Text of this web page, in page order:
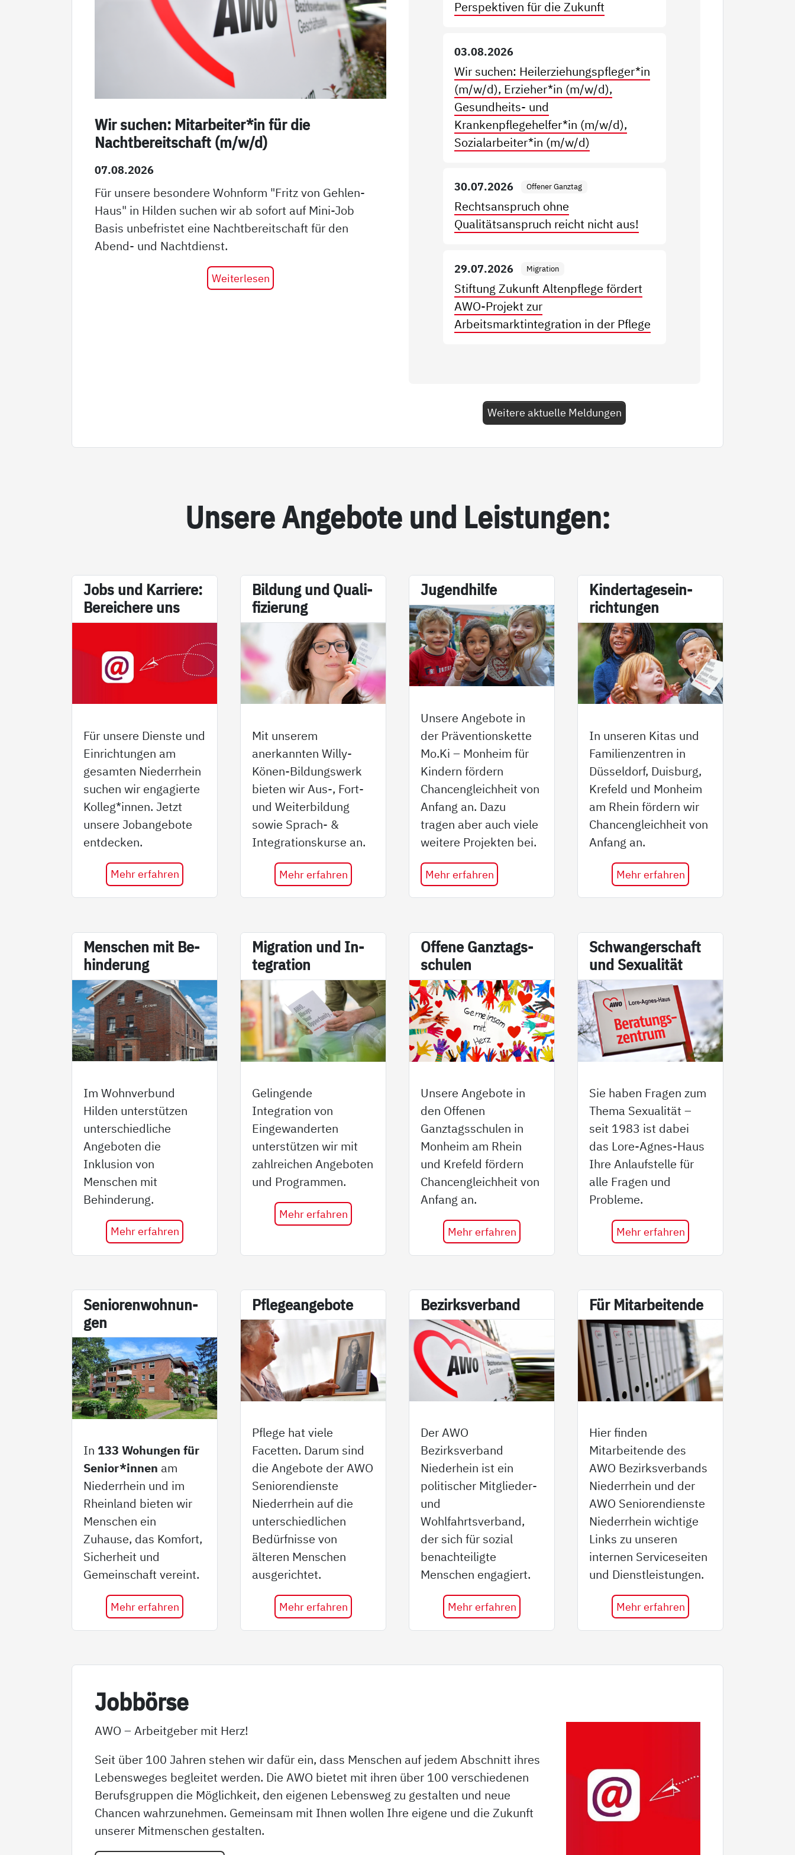
Wir suchen: Mitarbeiter*in für die
Nachtbereitschaft (m/w/d)
07.08.2026
Für unsere besondere Wohnform "Fritz von Gehlen-
Haus" in Hilden suchen wir ab sofort auf Mini-Job
Basis unbefristet eine Nachtbereitschaft für den
Abend- und Nachtdienst.
Weiterlesen
Perspektiven für die Zukunft
03.08.2026
Wir suchen: Heilerziehungspfleger*in
(m/w/d), Erzieher*in (m/w/d),
Gesundheits- und
Krankenpflegehelfer*in (m/w/d),
Sozialarbeiter*in (m/w/d)
30.07.2026 Offener Ganztag
Rechtsanspruch ohne
Qualitätsanspruch reicht nicht aus!
29.07.2026 Migration
Stiftung Zukunft Altenpflege fördert
AWO-Projekt zur
Arbeitsmarktintegration in der Pflege
Weitere aktuelle Meldungen
Un­se­re An­ge­bo­te und Leis­tun­gen:
Jobs und Kar­rie­re:
Be­rei­che­re uns
Für unsere Dienste und
Einrichtungen am
gesamten Niederrhein
suchen wir engagierte
Kolleg*innen. Jetzt
unsere Jobangebote
entdecken.
Mehr erfahren
Bil­dung und Qua­li­
fi­zie­rung
Mit unserem
anerkannten Willy-
Könen-Bildungswerk
bieten wir Aus-, Fort-
und Weiterbildung
sowie Sprach- &
Integrationskurse an.
Mehr erfahren
Ju­gend­hil­fe
Unsere Angebote in
der Präventionskette
Mo.Ki – Monheim für
Kindern fördern
Chancengleichheit von
Anfang an. Dazu
tragen aber auch viele
weitere Projekten bei.
Mehr erfahren
Kin­der­ta­ge­s­ein­
rich­tun­gen
In unseren Kitas und
Familienzentren in
Düsseldorf, Duisburg,
Krefeld und Monheim
am Rhein fördern wir
Chancengleichheit von
Anfang an.
Mehr erfahren
Men­schen mit Be­
hin­de­rung
Im Wohnverbund
Hilden unterstützen
unterschiedliche
Angeboten die
Inklusion von
Menschen mit
Behinderung.
Mehr erfahren
Mi­g­ra­ti­on und In­
te­g­ra­ti­on
Gelingende
Integration von
Eingewanderten
unterstützen wir mit
zahlreichen Angeboten
und Programmen.
Mehr erfahren
Of­fe­ne Ganz­tags­
schu­len
Unsere Angebote in
den Offenen
Ganztagsschulen in
Monheim am Rhein
und Krefeld fördern
Chancengleichheit von
Anfang an.
Mehr erfahren
Schwan­ger­schaft
und Se­xua­li­tät
Sie haben Fragen zum
Thema Sexualität –
seit 1983 ist dabei
das Lore-Agnes-Haus
Ihre Anlaufstelle für
alle Fragen und
Probleme.
Mehr erfahren
Se­nio­ren­woh­nun­
gen
In 133 Wohungen für
Senior*innen am
Niederrhein und im
Rheinland bieten wir
Menschen ein
Zuhause, das Komfort,
Sicherheit und
Gemeinschaft vereint.
Mehr erfahren
Pf­le­ge­an­ge­bo­te
Pflege hat viele
Facetten. Darum sind
die Angebote der AWO
Seniorendienste
Niederrhein auf die
unterschiedlichen
Bedürfnisse von
älteren Menschen
ausgerichtet.
Mehr erfahren
Be­zirks­ver­band
Der AWO
Bezirksverband
Niederhein ist ein
politischer Mitglieder-
und
Wohlfahrtsverband,
der sich für sozial
benachteiligte
Menschen engagiert.
Mehr erfahren
Für Mit­ar­bei­ten­de
Hier finden
Mitarbeitende des
AWO Bezirksverbands
Niederrhein und der
AWO Seniorendienste
Niederrhein wichtige
Links zu unseren
internen Serviceseiten
und Dienstleistungen.
Mehr erfahren
Job­bör­se
AWO – Arbeitgeber mit Herz!
Seit über 100 Jahren stehen wir dafür ein, dass Menschen auf jedem Abschnitt ihres
Lebensweges begleitet werden. Die AWO bietet mit ihren über 100 verschiedenen
Berufsgruppen die Möglichkeit, den eigenen Lebensweg zu gestalten und neue
Chancen wahrzunehmen. Gemeinsam mit Ihnen wollen Ihre eigene und die Zukunft
unserer Mitmenschen gestalten.